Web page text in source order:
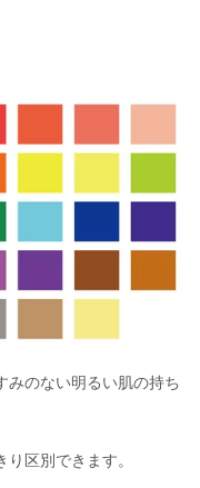
みのない明るい肌の持ち
区別できます。